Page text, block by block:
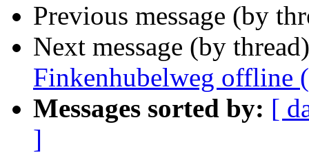
Previous message (by
Next message (by
Finkenhubelweg offline
Messages sorted by: [
]